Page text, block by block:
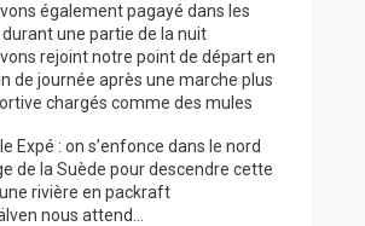
également pagayé dans les
une partie de la nuit
rejoint notre point de départ en
de journée après une marche plus
chargés comme des mules
Expé : on s’enfonce dans le nord
de la Suède pour descendre cette
rivière en packraft
nous attend…